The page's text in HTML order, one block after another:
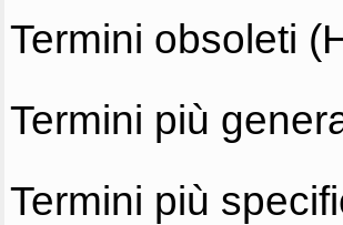
Termini obsoleti
Termini più
Termini più